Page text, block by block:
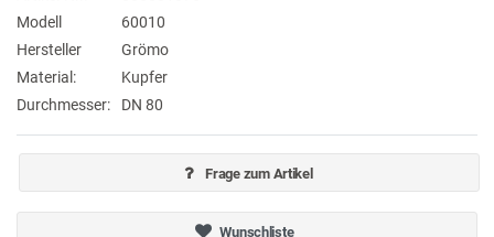
Modell
60010
Hersteller
Grömo
Material:
Kupfer
Durchmesser:
DN 80
Frage zum Artikel
Wunschliste